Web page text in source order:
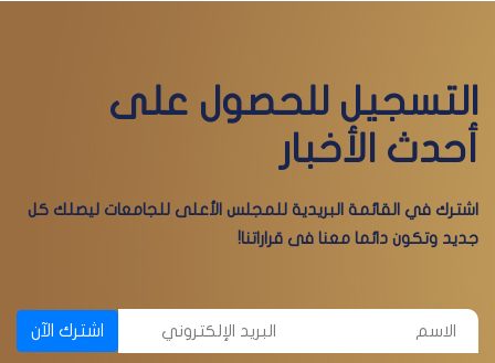
التسجيل للحصول على
أحدث الأخبار
اشترك في القائمة البريدية للمجلس الأعلى للجامعات ليصلك كل
جديد وتكون دائما معنا فى قراراتنا!
اشترك الآن